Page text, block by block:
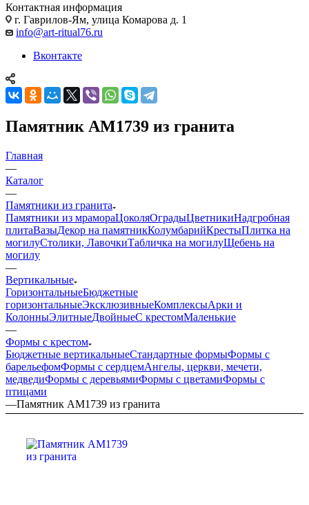
Контактная информация
г. Гаврилов-Ям, улица Комарова д. 1
info@art-ritual76.ru
Вконтакте
Памятник AM1739 из гранита
Главная
—
Каталог
—
Памятники из гранита
Памятники из мрамораЦоколяОградыЦветникиНадгробная
плитаВазыДекор на памятникКолумбарийКрестыПлитка на
могилуСтолики, ЛавочкиТабличка на могилуЩебень на
могилу
—
Вертикальные
ГоризонтальныеБюджетные
горизонтальныеЭксклюзивныеКомплексыАрки и
КолонныЭлитныеДвойныеС крестомМаленькие
—
Формы с крестом
Бюджетные вертикальныеСтандартные формыФормы с
барельефомФормы с сердцемАнгелы, церкви, мечети,
медведиФормы с деревьямиФормы с цветамиФормы с
птицами
—Памятник AM1739 из гранита